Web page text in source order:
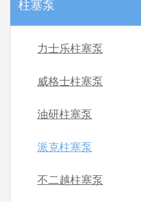
柱塞泵
力士乐柱塞泵
威格士柱塞泵
油研柱塞泵
派克柱塞泵
不二越柱塞泵